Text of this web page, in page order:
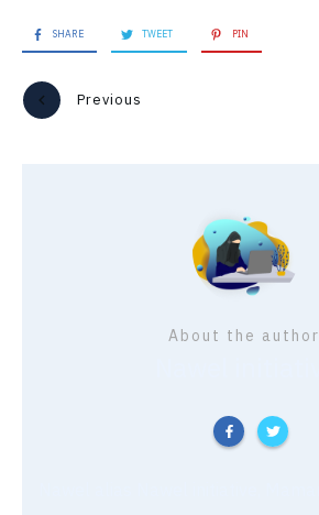
SHARE TWEET PIN
Previous
About the author